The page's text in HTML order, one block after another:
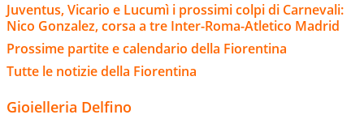
Juventus, Vicario e Lucumì i prossimi colpi di Carnevali:
Nico Gonzalez, corsa a tre Inter-Roma-Atletico Madrid
Prossime partite e calendario della Fiorentina
Tutte le notizie della Fiorentina
Gioielleria Delfino